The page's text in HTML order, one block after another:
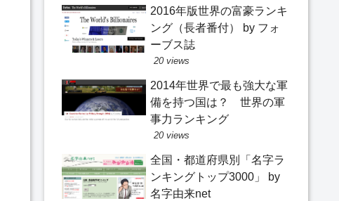
2016年版世界の富豪ランキ
ング（長者番付） by フォ
ーブス誌
20 views
2014年世界で最も強大な軍
備を持つ国は？ 世界の軍
事力ランキング
20 views
全国・都道府県別「名字ラ
ンキングトップ3000」 by
名字由来net